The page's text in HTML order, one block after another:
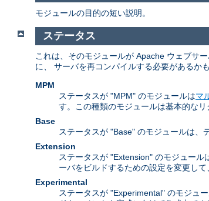
モジュールの目的の短い説明。
ステータス
これは、そのモジュールが Apache ウェブサ
に、 サーバを再コンパイルする必要があるか
MPM
ステータスが "MPM" のモジュールはマ
す。この種類のモジュールは基本的な
Base
ステータスが "Base" のモジュールは、
Extension
ステータスが "Extension" のモジュー
ーバをビルドするための設定を変更し
Experimental
ステータスが "Experimental" のモジュ